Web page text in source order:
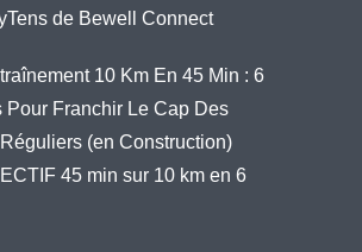
de Bewell Connect
10 Km En 45 Min : 6
Pour Franchir Le Cap Des
(en Construction)
45 min sur 10 km en 6